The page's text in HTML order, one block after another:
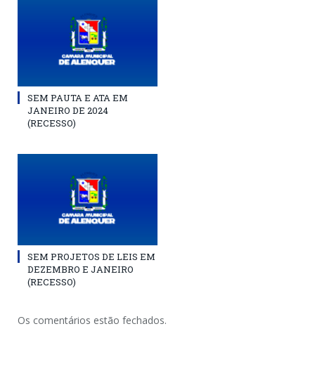
SEM PAUTA E ATA EM
JANEIRO DE 2024
(RECESSO)
SEM PROJETOS DE LEIS EM
DEZEMBRO E JANEIRO
(RECESSO)
Os comentários estão fechados.